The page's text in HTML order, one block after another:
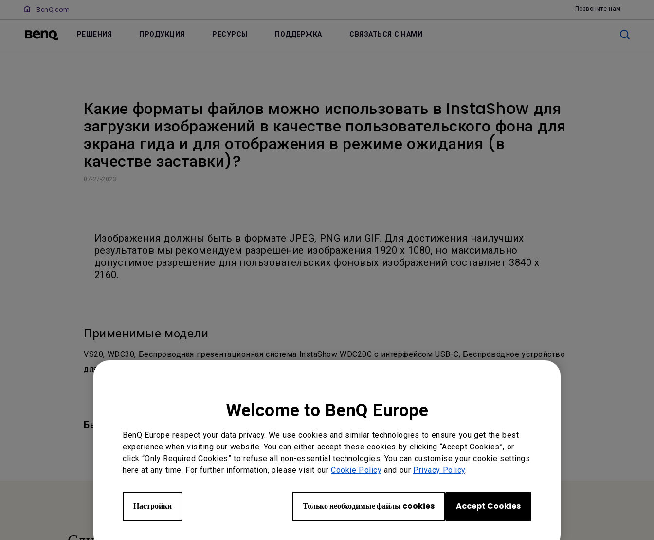
Welcome to BenQ Europe
BenQ Europe respect your data privacy. We use cookies and similar technologies to ensure you get the best
experience when visiting our website. You can either accept these cookies by clicking “Accept Cookies”, or
click “Only Required Cookies” to refuse all non-essential technologies. You can customise your cookie settings
here at any time. For further information, please visit our Cookie Policy and our Privacy Policy.
Настройки Только необходимые файлы cookies Accept Cookies
BenQ.com Позвоните нам
РЕШЕНИЯ ПРОДУКЦИЯ РЕСУРСЫ ПОДДЕРЖКА СВЯЗАТЬСЯ С НАМИ
Какие форматы файлов можно использовать в InstaShow для
загрузки изображений в качестве пользовательского фона для
экрана гида и для отображения в режиме ожидания (в
качестве заставки)?
07-27-2023
Изображения должны быть в формате JPEG, PNG или GIF. Для достижения наилучших
результатов мы рекомендуем разрешение изображения 1920 x 1080, но максимально
допустимое разрешение для пользовательских фоновых изображений составляет 3840 x
2160.
Применимые модели
VS20, WDC30, Беспроводная презентационная система InstaShow WDC20C с интерфейсом USB-C, Беспроводное устройство
для презентаций WDC20
Была ли информация полезна?